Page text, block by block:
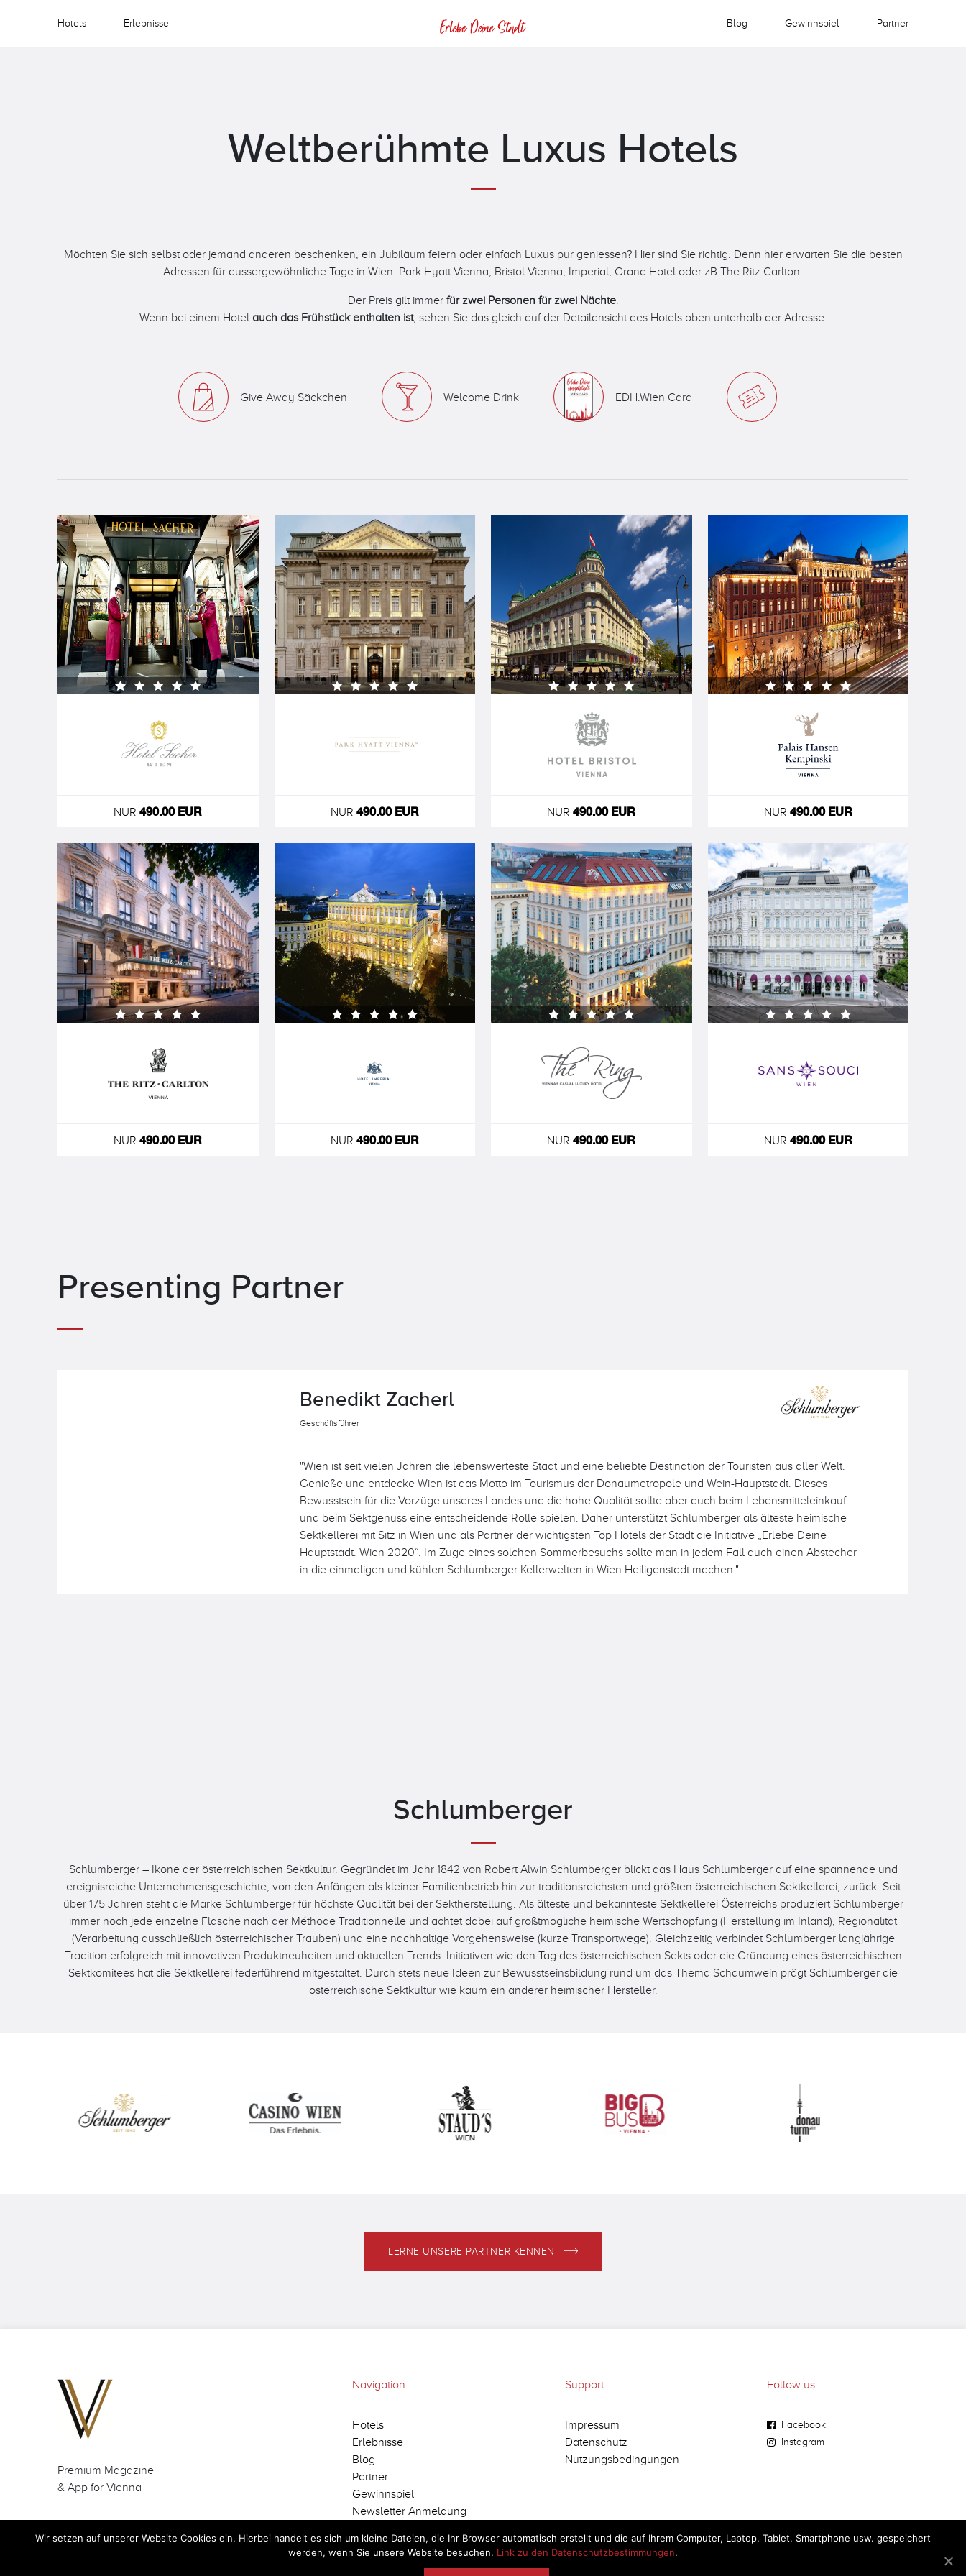
Hotels Erlebnisse Blog Gewinnspiel Partner
Weltberühmte Luxus Hotels
Möchten Sie sich selbst oder jemand anderen beschenken, ein Jubiläum feiern oder einfach Luxus pur geniessen? Hier sind Sie richtig. Denn hier erwarten Sie die besten
Adressen für aussergewöhnliche Tage in Wien. Park Hyatt Vienna, Bristol Vienna, Imperial, Grand Hotel oder zB The Ritz Carlton.
Der Preis gilt immerfür zwei Personen für zwei Nächte.
Wenn bei einem Hotelauch das Frühstück enthalten ist, sehen Sie das gleich auf der Detailansicht des Hotels oben unterhalb der Adresse.
Give Away Säckchen Welcome Drink EDH.Wien Card
NUR490.00 EUR NUR 490.00 EUR NUR490.00 EUR NUR 490.00 EUR
NUR490.00 EUR NUR 490.00 EUR NUR490.00 EUR NUR 490.00 EUR
Presenting Partner
Benedikt Zacherl
Geschäftsführer
"Wien ist seit vielen Jahren die lebenswerteste Stadt und eine beliebte Destination der Touristen aus aller Welt.
Genieße und entdecke Wien ist das Motto im Tourismus der Donaumetropole und Wein-Hauptstadt. Dieses
Bewusstsein für die Vorzüge unseres Landes und die hohe Qualität sollte aber auch beim Lebensmitteleinkauf
und beim Sektgenuss eine entscheidende Rolle spielen. Daher unterstützt Schlumberger als älteste heimische
Sektkellerei mit Sitz in Wien und als Partner der wichtigsten Top Hotels der Stadt die Initiative „Erlebe Deine
Hauptstadt. Wien 2020“. Im Zuge eines solchen Sommerbesuchs sollte man in jedem Fall auch einen Abstecher
in die einmaligen und kühlen Schlumberger Kellerwelten in Wien Heiligenstadt machen."
Schlumberger
Schlumberger – Ikone der österreichischen Sektkultur. Gegründet im Jahr 1842 von Robert Alwin Schlumberger blickt das Haus Schlumberger auf eine spannende und
ereignisreiche Unternehmensgeschichte, von den Anfängen als kleiner Familienbetrieb hin zur traditionsreichsten und größten österreichischen Sektkellerei, zurück. Seit
über 175 Jahren steht die Marke Schlumberger für höchste Qualität bei der Sektherstellung. Als älteste und bekannteste Sektkellerei Österreichs produziert Schlumberger
immer noch jede einzelne Flasche nach der Méthode Traditionnelle und achtet dabei auf größtmögliche heimische Wertschöpfung (Herstellung im Inland), Regionalität
(Verarbeitung ausschließlich österreichischer Trauben) und eine nachhaltige Vorgehensweise (kurze Transportwege). Gleichzeitig verbindet Schlumberger langjährige
Tradition erfolgreich mit innovativen Produktneuheiten und aktuellen Trends. Initiativen wie den Tag des österreichischen Sekts oder die Gründung eines österreichischen
Sektkomitees hat die Sektkellerei federführend mitgestaltet. Durch stets neue Ideen zur Bewusstseinsbildung rund um das Thema Schaumwein prägt Schlumberger die
österreichische Sektkultur wie kaum ein anderer heimischer Hersteller.
LERNE UNSERE PARTNER KENNEN
Premium Magazine
& App for Vienna
Navigation
Hotels
Erlebnisse
Blog
Partner
Gewinnspiel
Newsletter Anmeldung
Support
Impressum
Datenschutz
Nutzungsbedingungen
Follow us
Facebook
Instagram
Wir setzen auf unserer Website Cookies ein. Hierbei handelt es sich um kleine Dateien, die Ihr Browser automatisch erstellt und die auf Ihrem Computer, Laptop, Tablet, Smartphone usw. gespeichert
werden, wenn Sie unsere Website besuchen. Link zu den Datenschutzbestimmungen.